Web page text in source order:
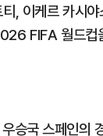
, 이케르 카시
FIFA 월드
승국 스페인